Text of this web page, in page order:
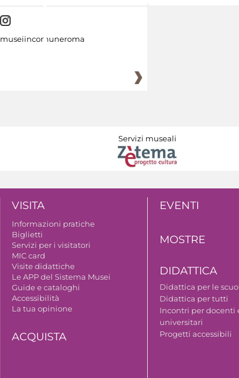
museiincomuneroma
Servizi museali
VISITA
Informazioni pratiche
Biglietti
Servizi per i visitatori
MIC card
Visite didattiche
Le APP del Sistema Musei
Guide e cataloghi
Accessibilità
La tua opinione
ACQUISTA
EVENTI
MOSTRE
DIDATTICA
Didattica per le
Didattica per tutti
Incontri per docenti
universitari
Progetti accessibili